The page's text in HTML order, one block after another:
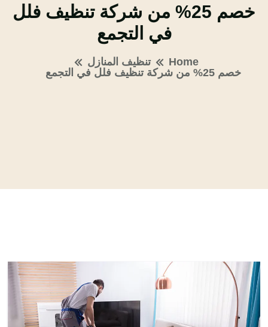
خصم 25% من شركة تنظيف فلل
في التجمع
Home
تنظيف المنازل
خصم 25% من شركة تنظيف فلل في التجمع